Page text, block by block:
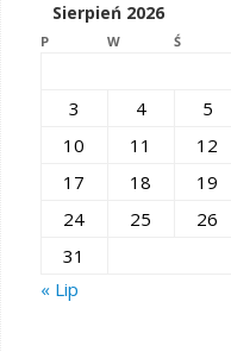
Sierpień 2026
P W Ś
3
4 5
10
11 12
17
18 19
24
25 26
31
« Lip